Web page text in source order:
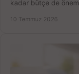
kadar bütçe de
10 Temmuz 2026